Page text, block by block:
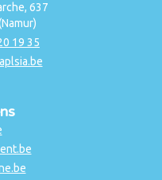
637
19 35